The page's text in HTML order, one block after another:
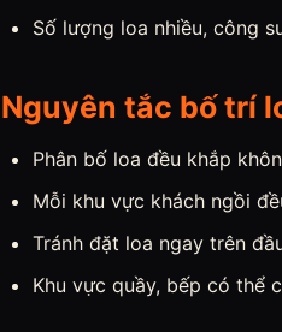
Số lượng loa nhiều, công
Nguyên tắc bố trí
Phân bố loa đều khắp
Mỗi khu vực khách ngồi
Tránh đặt loa ngay trên
Khu vực quầy, bếp có thể